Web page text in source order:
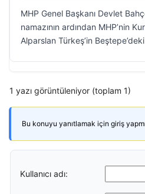
MHP Genel Başkanı Devlet
namazının ardından MHP’nin
Alparslan Türkeş’in
1 yazı görüntüleniyor (toplam 1)
Bu konuyu yanıtlamak için giriş
Kullanıcı adı: